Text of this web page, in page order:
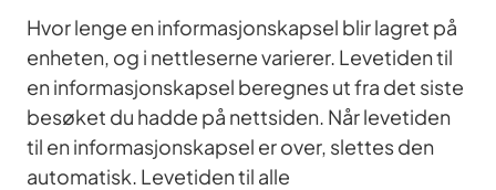
Hvor lenge en informasjonskapsel blir lagret på
enheten, og i nettleserne varierer. Levetiden til
en informasjonskapsel beregnes ut fra det siste
besøket du hadde på nettsiden. Når levetiden
til en informasjonskapsel er over, slettes den
automatisk. Levetiden til alle